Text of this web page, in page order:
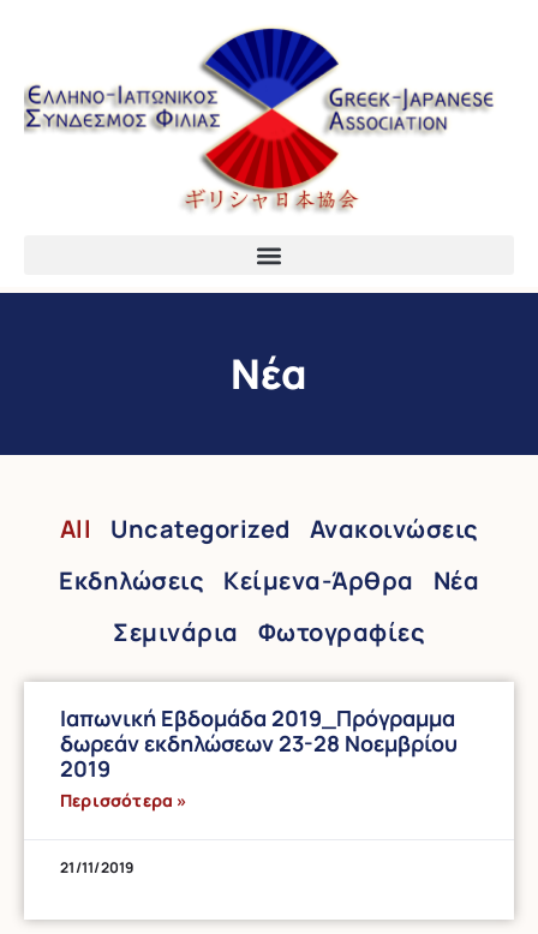
Νέα
Uncategorized
Ανακοινώσεις
Εκδηλώσεις
Κείμενα-Άρθρα
Νέα
Σεμινάρια
Φωτογραφίες
All
Ιαπωνική Εβδομάδα 2019_Πρόγραμμα
δωρεάν εκδηλώσεων 23-28 Νοεμβρίου
2019
Περισσότερα »
21/11/2019